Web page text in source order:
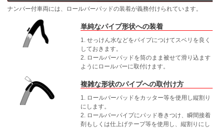
ナンバー付車両には、ロールバーパッドの装着が義務付けられています。
単純なパイプ形状への装着
1. せっけん水などをパイプにつけてスベリを良く
しておきます。
2. ロールバーパッドを筒のまま被せて滑り込ます
ようにロールバーに取付けます。
複雑な形状のパイプへの取付け方
1. ロールバーパッドをカッター等を使用し縦割り
にします。
2. ロールバーパイプにパッド巻きつけ、瞬間接着
剤もしくは仕上げテープ等を使用し、縦割りにし